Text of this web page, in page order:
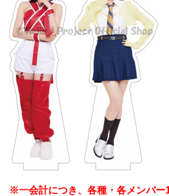
※一会計につき、各種・各メンバー